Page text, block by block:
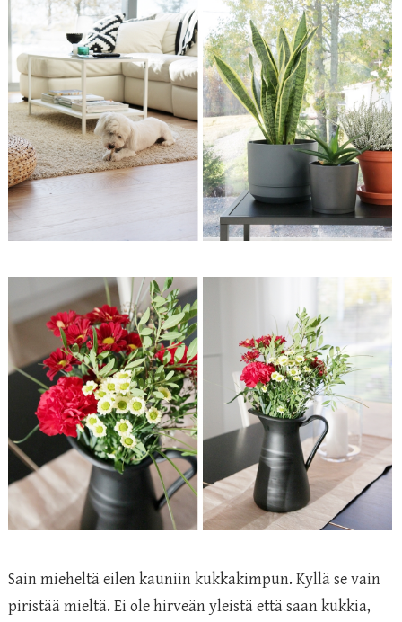
Sain mieheltä eilen kauniin kukkakimpun. Kyllä se vain
piristää mieltä. Ei ole hirveän yleistä että saan kukkia,